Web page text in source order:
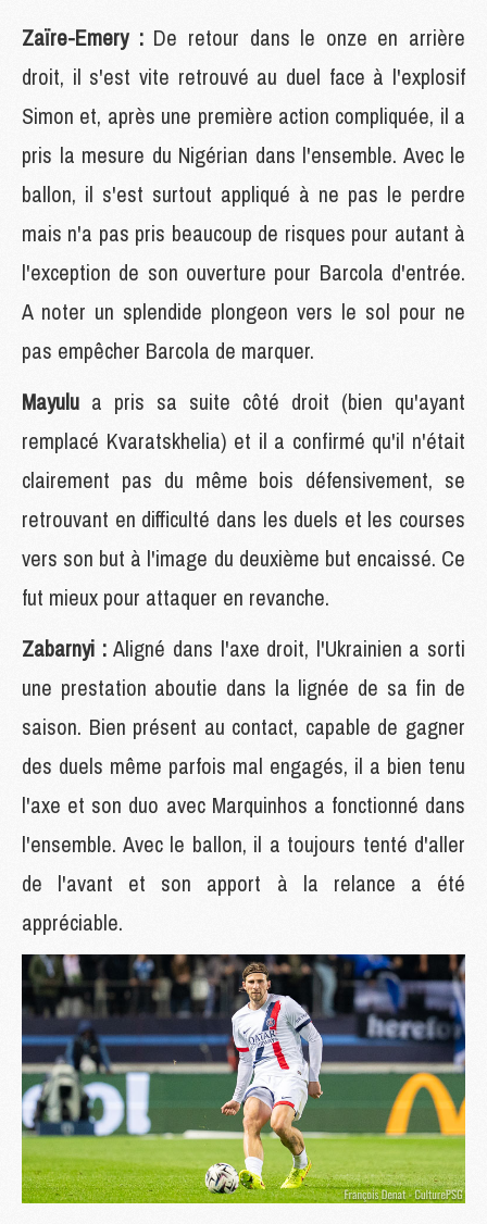
Zaïre-Emery : De retour dans le onze en arrière
droit, il s'est vite retrouvé au duel face à l'explosif
Simon et, après une première action compliquée, il a
pris la mesure du Nigérian dans l'ensemble. Avec le
ballon, il s'est surtout appliqué à ne pas le perdre
mais n'a pas pris beaucoup de risques pour autant à
l'exception de son ouverture pour Barcola d'entrée.
A noter un splendide plongeon vers le sol pour ne
pas empêcher Barcola de marquer.
Mayulu a pris sa suite côté droit (bien qu'ayant
remplacé Kvaratskhelia) et il a confirmé qu'il n'était
clairement pas du même bois défensivement, se
retrouvant en difficulté dans les duels et les courses
vers son but à l'image du deuxième but encaissé. Ce
fut mieux pour attaquer en revanche.
Zabarnyi :Aligné dans l'axe droit, l'Ukrainien a sorti
une prestation aboutie dans la lignée de sa fin de
saison. Bien présent au contact, capable de gagner
des duels même parfois mal engagés, il a bien tenu
l'axe et son duo avec Marquinhos a fonctionné dans
l'ensemble. Avec le ballon, il a toujours tenté d'aller
de l'avant et son apport à la relance a été
appréciable.